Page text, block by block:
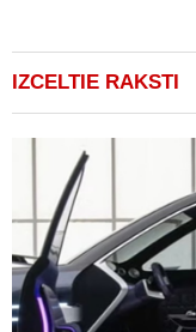
IZCELTIE RAKSTI